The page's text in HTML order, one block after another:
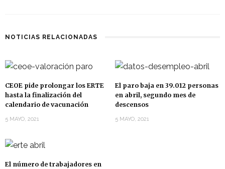
NOTICIAS RELACIONADAS
CEOE pide prolongar los ERTE
hasta la finalización del
calendario de vacunación
5 MAYO, 2021
El paro baja en 39.012 personas
en abril, segundo mes de
descensos
5 MAYO, 2021
El número de trabajadores en